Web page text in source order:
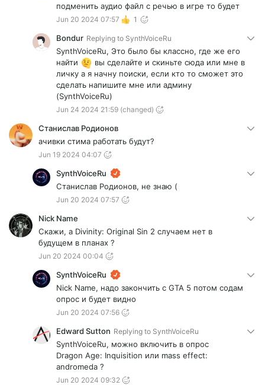
подменить аудио файл с речью в игре то будет
Jun 20 2024 07:57 1
Bondur Replying to SynthVoiceRu
SynthVoiceRu, Это было бы классно, где же его
найти
вы сделайте и скиньте сюда или мне в
личку а я начну поиски, если кто то сможет это
сделать напишите мне или админу
(SynthVoiceRu)
Jun 24 2024 21:59 (changed)
Станислав Родионов
ачивки стима работать будут?
Jun 19 2024 04:07
SynthVoiceRu
Станислав Родионов, не знаю (
Jun 20 2024 07:57
Nick Name
Скажи, а Divinity: Original Sin 2 случаем нет в
будущем в планах ?
Jun 20 2024 00:04
SynthVoiceRu
Nick Name, надо закончить с GTA 5 потом содам
опрос и будет видно
Jun 20 2024 07:56
Edward Sutton Replying to SynthVoiceRu
SynthVoiceRu, можно включить в опрос
Dragon Age: Inquisition или mass effect:
andromeda ?
Jun 20 2024 09:32